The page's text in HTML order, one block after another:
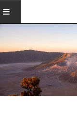
VOYAGES EN CHINE
VOYAGES EN ASIE